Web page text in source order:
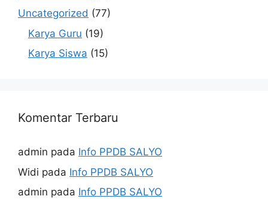
Uncategorized (77)
Karya Guru (19)
Karya Siswa (15)
Komentar Terbaru
admin pada Info PPDB SALYO
Widi pada Info PPDB SALYO
admin pada Info PPDB SALYO